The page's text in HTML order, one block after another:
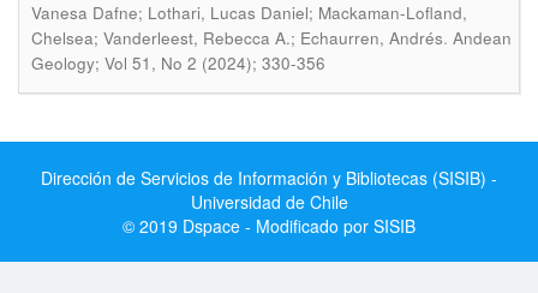
Vanesa Dafne; Lothari, Lucas Daniel; Mackaman-Lofland,
Chelsea; Vanderleest, Rebecca A.; Echaurren, Andrés. Andean
Geology; Vol 51, No 2 (2024); 330-356
Dirección de Servicios de Información y Bibliotecas (SISIB) -
Universidad de Chile
© 2019 Dspace - Modificado por SISIB